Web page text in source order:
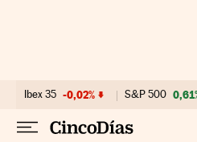
Ibex 35 -0,02% S&P 500